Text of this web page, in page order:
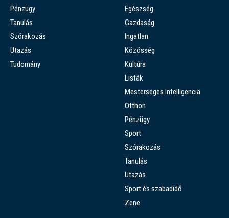
Pénzügy
Tanulás
Szórakozás
Utazás
Tudomány
Egészség
Gazdaság
Ingatlan
Közösség
Kultúra
Listák
Mesterséges Intelligencia
Otthon
Pénzügy
Sport
Szórakozás
Tanulás
Utazás
Sport és szabadidő
Zene